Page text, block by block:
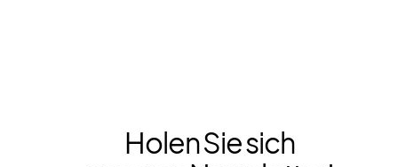
Holen Sie sich